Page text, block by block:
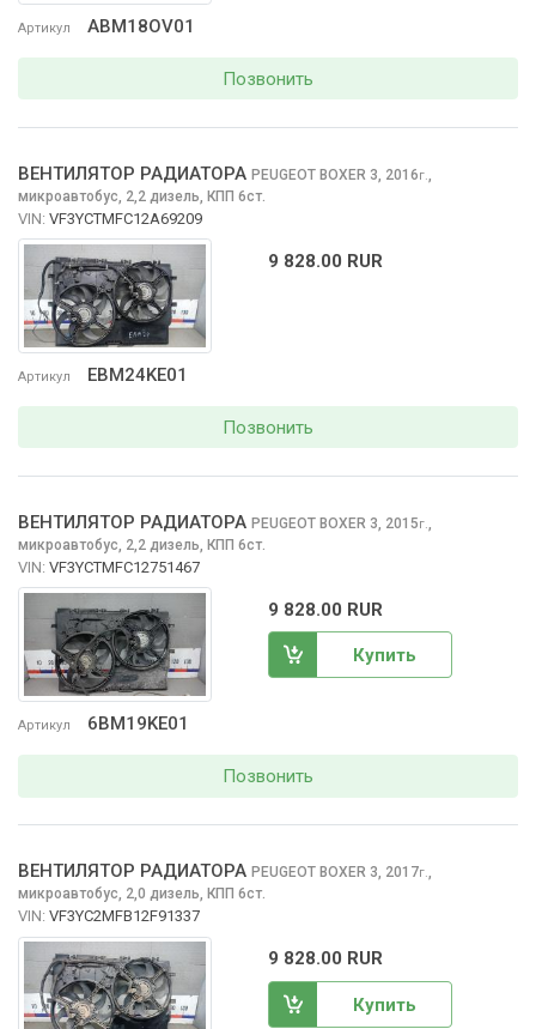
Артикул ABM18OV01
Позвонить
Артикул EBM24KE01
ВЕНТИЛЯТОР РАДИАТОРА PEUGEOT BOXER 3, 2016г.,
микроавтобус, 2,2 дизель, КПП 6ст.
VIN: VF3YCTMFC12A69209
9 828.00 RUR
Позвонить
Артикул 6BM19KE01
ВЕНТИЛЯТОР РАДИАТОРА PEUGEOT BOXER 3, 2015г.,
микроавтобус, 2,2 дизель, КПП 6ст.
VIN: VF3YCTMFC12751467
9 828.00 RUR
Купить
Позвонить
ВЕНТИЛЯТОР РАДИАТОРА PEUGEOT BOXER 3, 2017г.,
микроавтобус, 2,0 дизель, КПП 6ст.
VIN: VF3YC2MFB12F91337
9 828.00 RUR
Купить